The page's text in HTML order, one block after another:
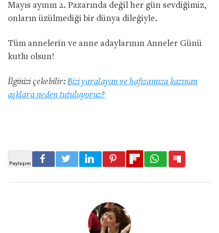
Mayıs ayının 2. Pazarında değil her gün sevdiğimiz,
onların üzülmediği bir dünya dileğiyle.
Tüm annelerin ve anne adaylarının Anneler Günü
kutlu olsun!
İlginizi çekebilir: Bizi yaralayan ve hafızamıza kazınan
aşklara neden tutuluyoruz?